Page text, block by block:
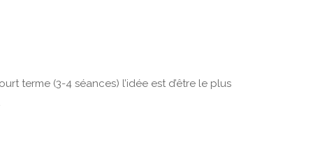
terme (3-4 séances) l’idée est d’être le plus